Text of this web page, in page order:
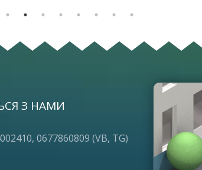
З НАМИ
0677860809 (VB, TG)
ПРО